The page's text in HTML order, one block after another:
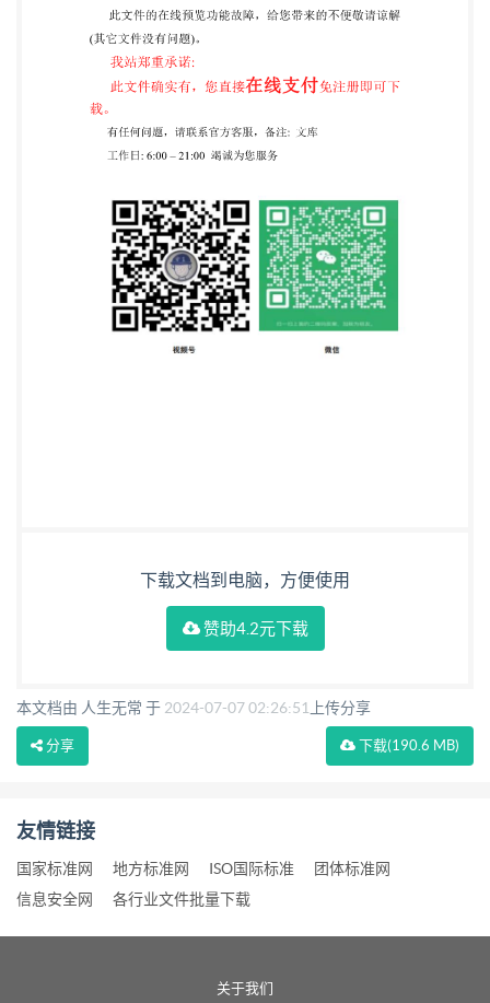
下载文档到电脑，方便使用
赞助4.2元下载
本文档由 人生无常 于 2024-07-07 02:26:51 上传分享
下载(190.6 MB)
分享
友情链接
国家标准网 地方标准网 ISO国际标准
团体标准网
信息安全网
各行业文件批量下载
关于我们